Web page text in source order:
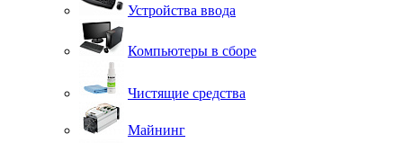
Устройства ввода
Компьютеры в сборе
Чистящие средства
Майнинг